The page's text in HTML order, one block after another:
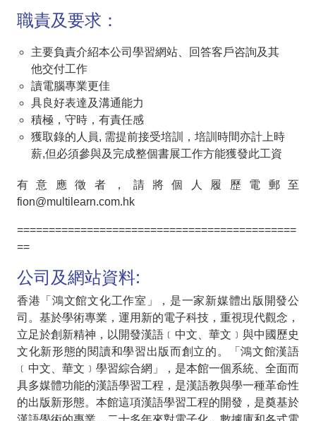
職責及要求：
主要負責介紹本公司學習網站、回答客戶咨詢及其
他交付工作
讀電腦專業更佳
具良好表達及溝通能力
積極，守時，有責任感
獲取錄的人員, 需提前接受培訓，培訓時間亦計上時
薪,但必須參與及完成整個書展工作方能獲發此工資
有意應徵者，請將個人履歷電郵至
fion@multilearn.com.hk
============================================
==
公司及網站資料:
香港「鴻文館文化工作室」，是一家新媒體出版開發公
司。基於學術專業，運用新的電子科技，重視現代觀念，
立足於創新精神，以開發漢語﹝中文、華文﹞與中國歷史
文化新形態的閱讀和學習出版而創立的。「鴻文館漢語
﹝中文、華文﹞學習綜合網」，是本館一個系統、全面而
具多媒體功能的漢語學習工程，是漢語教與學一種革命性
的出版新形態。本館這項漢語學習工程的開發，是奠基於